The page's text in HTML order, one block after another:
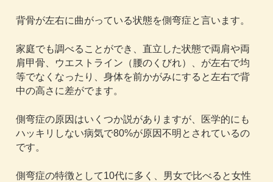
背骨が左右に曲がっている状態を側弯症と言います。
家庭でも調べることができ、直立した状態で両肩や両
肩甲骨、ウエストライン（腰のくびれ）、が左右で均
等でなくなったり、身体を前かがみにすると左右で背
中の高さに差がでます。
側弯症の原因はいくつか説がありますが、医学的にも
ハッキリしない病気で80%が原因不明とされているの
です。
側弯症の特徴として10代に多く、男女で比べると女性